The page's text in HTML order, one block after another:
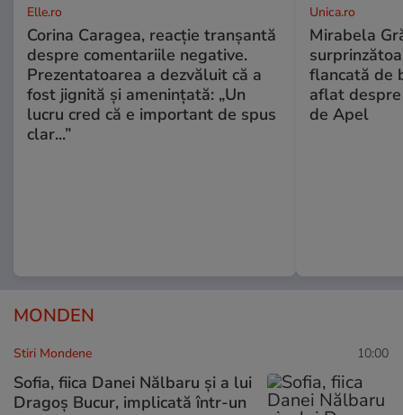
Elle.ro
Corina Caragea, reacție tranșantă
despre comentariile negative.
Prezentatoarea a dezvăluit că a
fost jignită și amenințată: „Un
lucru cred că e important de spus
clar...”
Unica.ro
Mirabela
flancată de
aflat
de Apel
MONDEN
Stiri Mondene 10:00
Sofia, fiica Danei Nălbaru și a lui
Dragoș Bucur, implicată într-un